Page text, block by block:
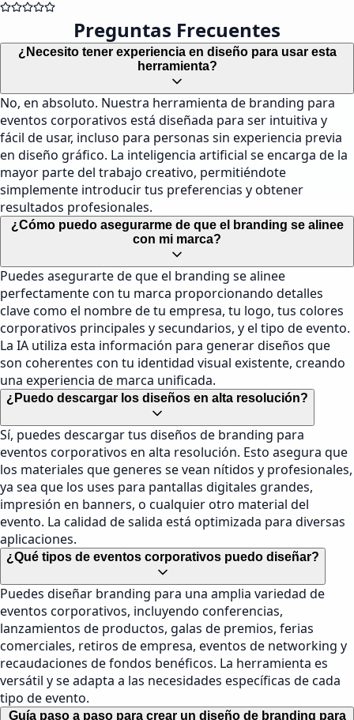
Preguntas Frecuentes
¿Necesito tener experiencia en diseño para usar esta
herramienta?
No, en absoluto. Nuestra herramienta de branding para
eventos corporativos está diseñada para ser intuitiva y
fácil de usar, incluso para personas sin experiencia previa
en diseño gráfico. La inteligencia artificial se encarga de la
mayor parte del trabajo creativo, permitiéndote
simplemente introducir tus preferencias y obtener
resultados profesionales.
¿Cómo puedo asegurarme de que el branding se alinee
con mi marca?
Puedes asegurarte de que el branding se alinee
perfectamente con tu marca proporcionando detalles
clave como el nombre de tu empresa, tu logo, tus colores
corporativos principales y secundarios, y el tipo de evento.
La IA utiliza esta información para generar diseños que
son coherentes con tu identidad visual existente, creando
una experiencia de marca unificada.
¿Puedo descargar los diseños en alta resolución?
Sí, puedes descargar tus diseños de branding para
eventos corporativos en alta resolución. Esto asegura que
los materiales que generes se vean nítidos y profesionales,
ya sea que los uses para pantallas digitales grandes,
impresión en banners, o cualquier otro material del
evento. La calidad de salida está optimizada para diversas
aplicaciones.
¿Qué tipos de eventos corporativos puedo diseñar?
Puedes diseñar branding para una amplia variedad de
eventos corporativos, incluyendo conferencias,
lanzamientos de productos, galas de premios, ferias
comerciales, retiros de empresa, eventos de networking y
recaudaciones de fondos benéficos. La herramienta es
versátil y se adapta a las necesidades específicas de cada
tipo de evento.
Guía paso a paso para crear un diseño de branding para